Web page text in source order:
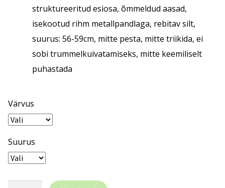
struktureeritud esiosa, õmmeldud aasad,
isekootud rihm metallpandlaga, rebitav silt,
suurus: 56-59cm, mitte pesta, mitte triikida, ei
sobi trummelkuivatamiseks, mitte keemiliselt
puhastada
Värvus
Suurus